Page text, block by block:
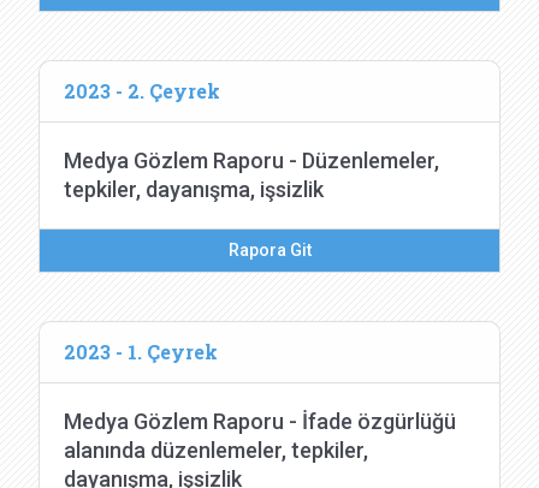
2023 - 2. Çeyrek
Medya Gözlem Raporu - Düzenlemeler,
tepkiler, dayanışma, işsizlik
Rapora Git
2023 - 1. Çeyrek
Medya Gözlem Raporu - İfade özgürlüğü
alanında düzenlemeler, tepkiler,
dayanışma, işsizlik